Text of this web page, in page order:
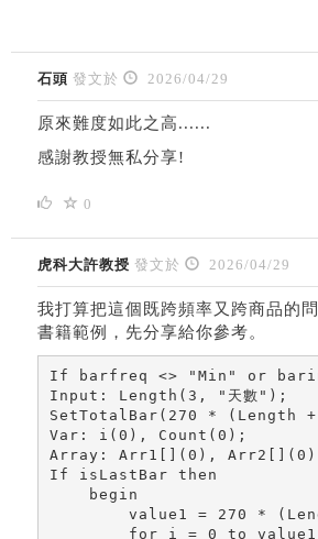
石頭 發文於 2026/04/29
原來難度如此之高......
感謝教授無私分享!
0
虎科大許教授 發文於 2026/04/29
我打算把這個既跨頻率又跨商品的
書籍範例，先分享給你參考。
If barfreq <> "Min" or
Input: Length(3, "天數");
SetTotalBar(270 * (Length
Var: i(0), Count(0);
Array: Arr1[](0),
If isLastBar then
    begin
value1 = 270 *
for i = 0 to